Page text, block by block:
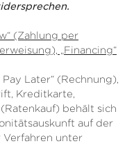
(Zahlung per
„Financing“
Later“ (Rechnung),
Kreditkarte,
behält sich
auf der
Verfahren unter